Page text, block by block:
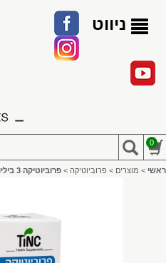
ניווט
0
ראשי > מוצרים > פרוביוטיקה > פרוביוטיקה 3 ביליון 30 כמוסות ביו אקטיב